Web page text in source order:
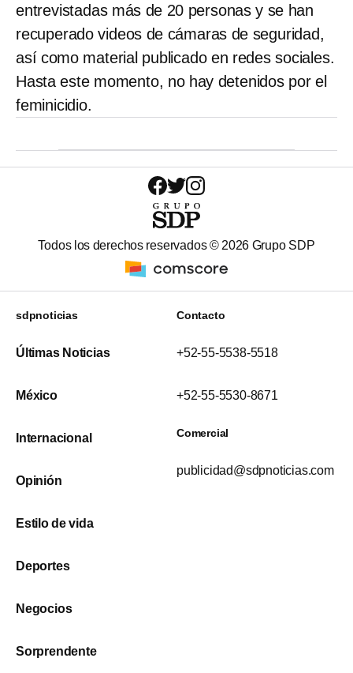
entrevistadas más de 20 personas y se han
recuperado videos de cámaras de seguridad,
así como material publicado en redes sociales.
Hasta este momento, no hay detenidos por el
feminicidio.
Todos los derechos reservados © 2026 Grupo SDP
sdpnoticias
Últimas Noticias
México
Internacional
Opinión
Estilo de vida
Deportes
Negocios
Sorprendente
Contacto
+52-55-5538-5518
+52-55-5530-8671
Comercial
publicidad@sdpnoticias.com